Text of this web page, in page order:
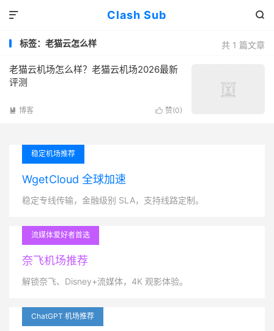
Clash Sub 

共 1 篇文章
标签：老猫云怎么样
老猫云机场怎么样？老猫云机场2026最新
评测
 赞(0)
 博客
稳定机场推荐
WgetCloud 全球加速
稳定专线传输，金融级别 SLA，支持线路定制。
流媒体爱好者首选
奈飞机场推荐
解锁奈飞、Disney+流媒体，4K 观影体验。
ChatGPT 机场推荐